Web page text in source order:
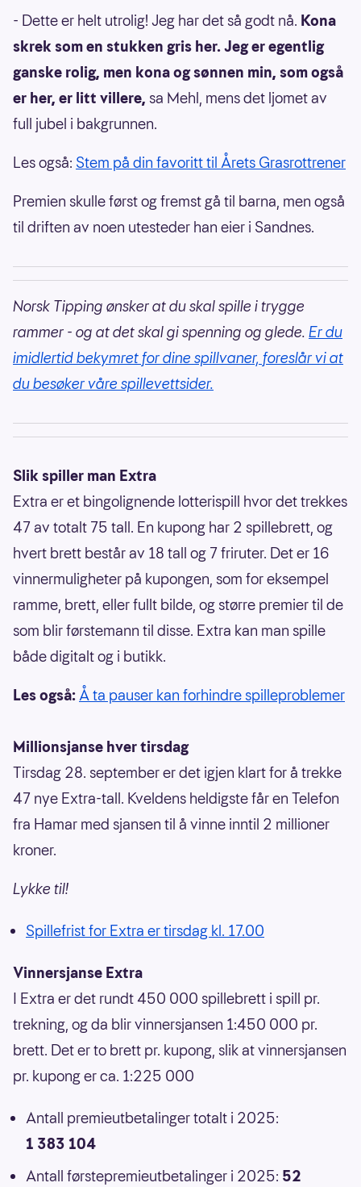
- Dette er helt utrolig! Jeg har det så godt nå. Kona
skrek som en stukken gris her. Jeg er egentlig
ganske rolig, men kona og sønnen min, som også
er her, er litt villere, sa Mehl, mens det ljomet av
full jubel i bakgrunnen.
Les også: Stem på din favoritt til Årets Grasrottrener
Premien skulle først og fremst gå til barna, men også
til driften av noen utesteder han eier i Sandnes.
Norsk Tipping ønsker at du skal spille i trygge
rammer - og at det skal gi spenning og glede. Er du
imidlertid bekymret for dine spillvaner, foreslår vi at
du besøker våre spillevettsider.
Slik spiller man Extra
Extra er et bingolignende lotterispill hvor det trekkes
47 av totalt 75 tall. En kupong har 2 spillebrett, og
hvert brett består av 18 tall og 7 friruter. Det er 16
vinnermuligheter på kupongen, som for eksempel
ramme, brett, eller fullt bilde, og større premier til de
som blir førstemann til disse. Extra kan man spille
både digitalt og i butikk.
Les også:Å ta pauser kan forhindre spilleproblemer
Millionsjanse hver tirsdag
Tirsdag 28. september er det igjen klart for å trekke
47 nye Extra-tall. Kveldens heldigste får en Telefon
fra Hamar med sjansen til å vinne inntil 2 millioner
kroner.
Lykke til!
Spillefrist for Extra er tirsdag kl. 17.00
Vinnersjanse Extra
I Extra er det rundt 450 000 spillebrett i spill pr.
trekning, og da blir vinnersjansen 1:450 000 pr.
brett. Det er to brett pr. kupong, slik at vinnersjansen
pr. kupong er ca. 1:225 000
Antall premieutbetalinger totalt i 2025:
1 383 104
Antall førstepremieutbetalinger i 2025: 52